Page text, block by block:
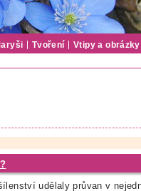
Tvoření Vtipy a obrázky
udělaly průvan v